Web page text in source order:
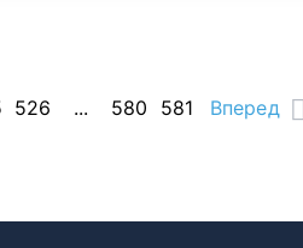
526 ... 580 581 Вперед